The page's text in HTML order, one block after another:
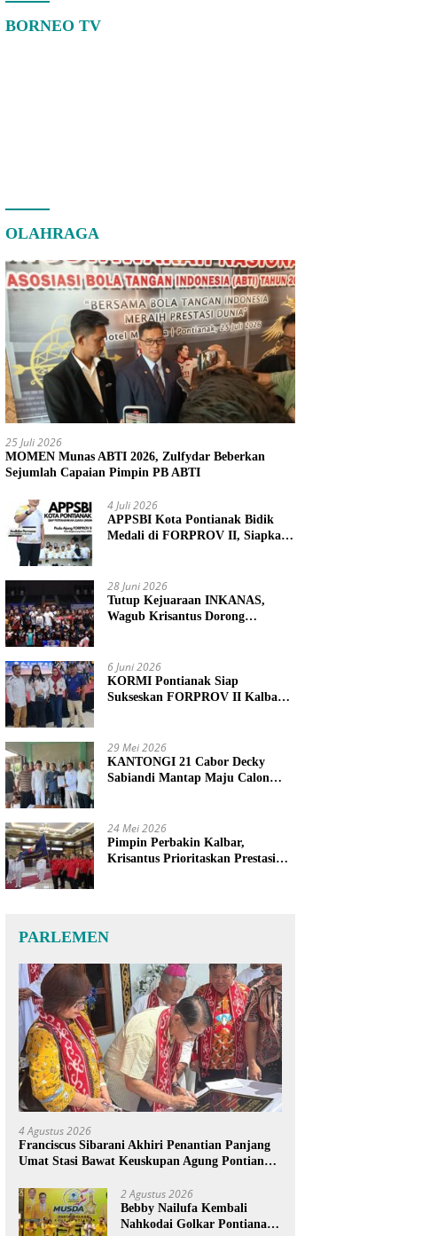
BORNEO TV
OLAHRAGA
25 Juli 2026
MOMEN Munas ABTI 2026, Zulfydar Beberkan
Sejumlah Capaian Pimpin PB ABTI
4 Juli 2026
APPSBI Kota Pontianak Bidik
Medali di FORPROV II, Siapkan
28 Juni 2026
Tutup Kejuaraan INKANAS,
Wagub Krisantus Dorong
6 Juni 2026
KORMI Pontianak Siap
Sukseskan FORPROV II Kalbar
29 Mei 2026
KANTONGI 21 Cabor Decky
Sabiandi Mantap Maju Calon
24 Mei 2026
Pimpin Perbakin Kalbar,
Krisantus Prioritaskan Prestasi
PARLEMEN
4 Agustus 2026
Franciscus Sibarani Akhiri Penantian Panjang
Umat Stasi Bawat Keuskupan Agung Pontianak,
2 Agustus 2026
Bebby Nailufa Kembali
Nahkodai Golkar Pontianak,